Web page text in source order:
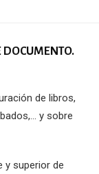
DOCUMENTO.
de libros,
y sobre
y superior de